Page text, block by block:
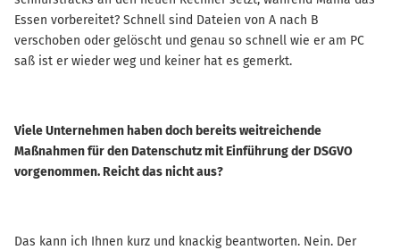
Essen vorbereitet? Schnell sind Dateien von A nach B
verschoben oder gelöscht und genau so schnell wie er am PC
saß ist er wieder weg und keiner hat es gemerkt.
Viele Unternehmen haben doch bereits weitreichende
Maßnahmen für den Datenschutz mit Einführung der DSGVO
vorgenommen. Reicht das nicht aus?
Das kann ich Ihnen kurz und knackig beantworten. Nein. Der